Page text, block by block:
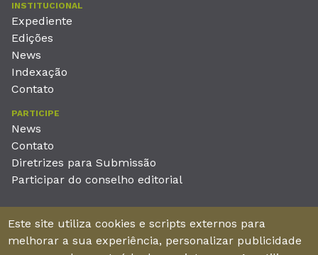
INSTITUCIONAL
Expediente
Edições
News
Indexação
Contato
PARTICIPE
News
Contato
Diretrizes para Submissão
Participar do conselho editorial
Unieducar Inteligência Educacional Ltda
CNPJ: 05.569.970/0001-26
Este site utiliza cookies e scripts externos para
melhorar a sua experiência, personalizar publicidade